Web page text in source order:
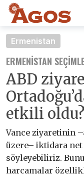
Ermenistan
ERMENISTAN
ABD
etkili oldu?
Vance ziyaretinin
üzere– iktidara net
söyleyebiliriz.
harcamalar